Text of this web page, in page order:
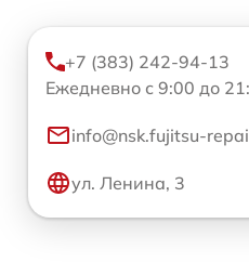
+7 (383) 242-94-13
Ежедневно с 9:00 до
info@nsk.fujitsu-
ул. Ленина, 3